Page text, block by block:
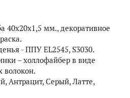
40х20х1,5 мм., декоративное
- ППУ EL2545, S3030.
– холлофайбер в виде
волокон.
Антрацит, Серый, Латте,